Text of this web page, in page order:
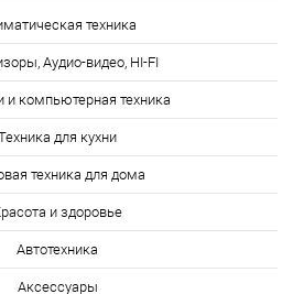
техника
Аудио-видео, HI-FI
и компьютерная техника
для кухни
техника для дома
и здоровье
Автотехника
Аксессуары